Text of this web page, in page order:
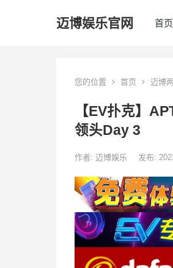
迈博娱乐官网 首页
您的位置 首页 迈博
【EV扑克】
领头Day 3
作者: 迈博娱乐 发布: